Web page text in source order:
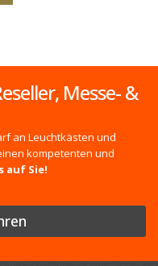
Messe- &
an Leuchtkästen und
kompetenten und
auf Sie!